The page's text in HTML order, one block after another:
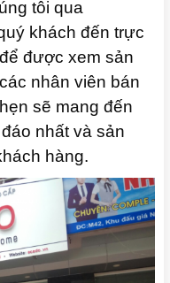
tôi qua
khách đến trực
được xem sản
nhân viên bán
sẽ mang đến
nhất và sản
hàng.